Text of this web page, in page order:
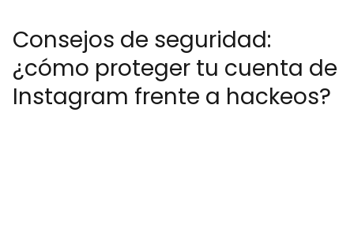
Consejos de seguridad:
¿cómo proteger tu cuenta de
Instagram frente a hackeos?